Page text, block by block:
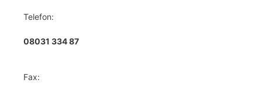
Telefon:
08031 334 87
Fax: